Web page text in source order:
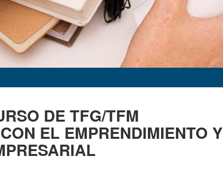
DE TFG/TFM
EL EMPRENDIMIENTO Y